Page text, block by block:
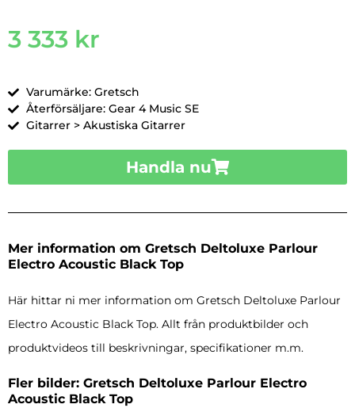
3 333 kr
Varumärke: Gretsch
Återförsäljare: Gear 4 Music SE
Gitarrer > Akustiska Gitarrer
Handla nu
Mer information om Gretsch Deltoluxe Parlour
Electro Acoustic Black Top
Här hittar ni mer information om Gretsch Deltoluxe Parlour
Electro Acoustic Black Top. Allt från produktbilder och
produktvideos till beskrivningar, specifikationer m.m.
Fler bilder: Gretsch Deltoluxe Parlour Electro
Acoustic Black Top